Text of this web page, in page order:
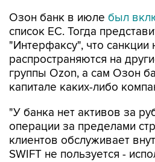
Озон банк в июле был
список ЕС. Тогда
"Интерфаксу", что санкции
распространяются на
группы Ozon, а сам Озон
капитале каких-либо
"У банка нет активов за
операции за пределами
клиентов обслуживает
SWIFT не пользуется -